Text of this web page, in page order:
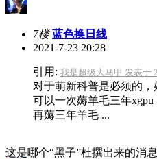
7楼 蓝色换日线
2021-7-23 20:28
引用: 我是超级大马甲 发表于
对于萌新科普是必须的
可以一次薅羊毛三年
再薅三年羊毛 ...
这是哪个“黑子”杜撰出来的消